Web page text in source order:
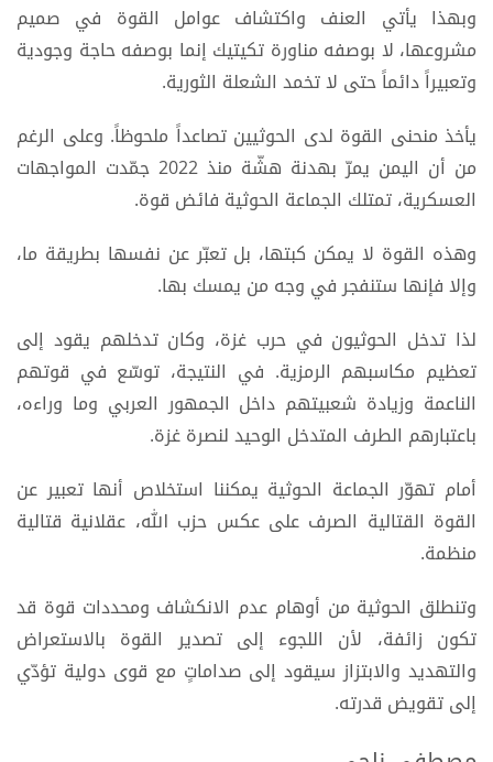
وبهذا يأتي العنف واكتشاف عوامل القوة في صميم
مشروعها، لا بوصفه مناورة تكيتيك إنما بوصفه حاجة وجودية
وتعبيراً دائماً حتى لا تخمد الشعلة الثورية.
يأخذ منحنى القوة لدى الحوثيين تصاعداً ملحوظاً. وعلى الرغم
من أن اليمن يمرّ بهدنة هشّة منذ 2022 جمّدت المواجهات
العسكرية، تمتلك الجماعة الحوثية فائض قوة.
وهذه القوة لا يمكن كبتها، بل تعبّر عن نفسها بطريقة ما،
وإلا فإنها ستنفجر في وجه من يمسك بها.
لذا تدخل الحوثيون في حرب غزة، وكان تدخلهم يقود إلى
تعظيم مكاسبهم الرمزية. في النتيجة، توسّع في قوتهم
الناعمة وزيادة شعبيتهم داخل الجمهور العربي وما وراءه،
باعتبارهم الطرف المتدخل الوحيد لنصرة غزة.
أمام تهوّر الجماعة الحوثية يمكننا استخلاص أنها تعبير عن
القوة القتالية الصرف على عكس حزب الله، عقلانية قتالية
منظمة.
وتنطلق الحوثية من أوهام عدم الانكشاف ومحددات قوة قد
تكون زائفة، لأن اللجوء إلى تصدير القوة بالاستعراض
والتهديد والابتزاز سيقود إلى صداماتٍ مع قوى دولية تؤدّي
إلى تقويض قدرته.